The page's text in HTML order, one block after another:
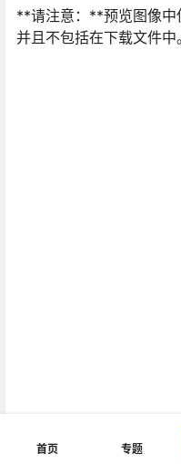
**请注意：**预览图像中
并且不包括在下载文件中。
首页 专题